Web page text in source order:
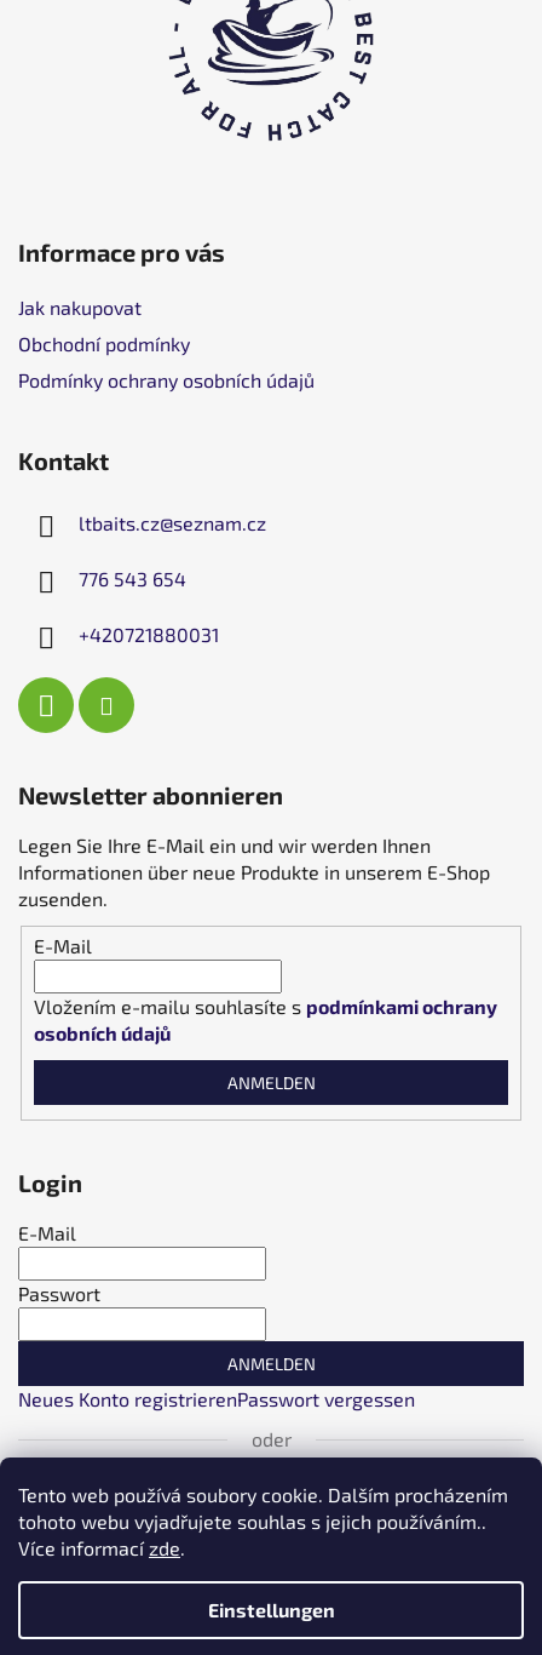
Tento web používá soubory cookie. Dalším procházením
tohoto webu vyjadřujete souhlas s jejich používáním..
Více informacízde.
Einstellungen
Informace pro vás
Jak nakupovat
Obchodní podmínky
Podmínky ochrany osobních údajů
Kontakt
ltbaits.cz@seznam.cz
776 543 654
+420721880031
Newsletter abonnieren
Legen Sie Ihre E-Mail ein und wir werden Ihnen
Informationen über neue Produkte in unserem E-Shop
zusenden.
E-Mail
Vložením e-mailu souhlasíte s podmínkami ochrany
osobních údajů
ANMELDEN
Login
E-Mail
Passwort
ANMELDEN
Neues Konto registrierenPasswort vergessen
oder
Anmeldung über Facebook
Einloggen über Seznam